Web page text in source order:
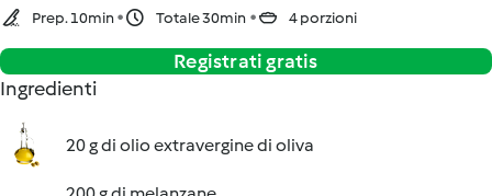
Prep. 10min Totale 30min 4 porzioni
Registrati gratis
Ingredienti
20 g di olio extravergine di oliva